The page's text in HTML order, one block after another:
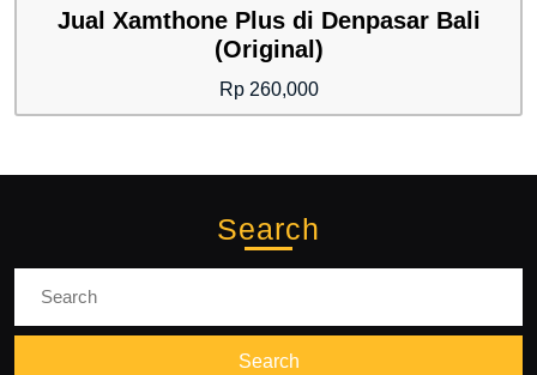
Jual Xamthone Plus di Denpasar Bali
(Original)
Rp260,000
Search